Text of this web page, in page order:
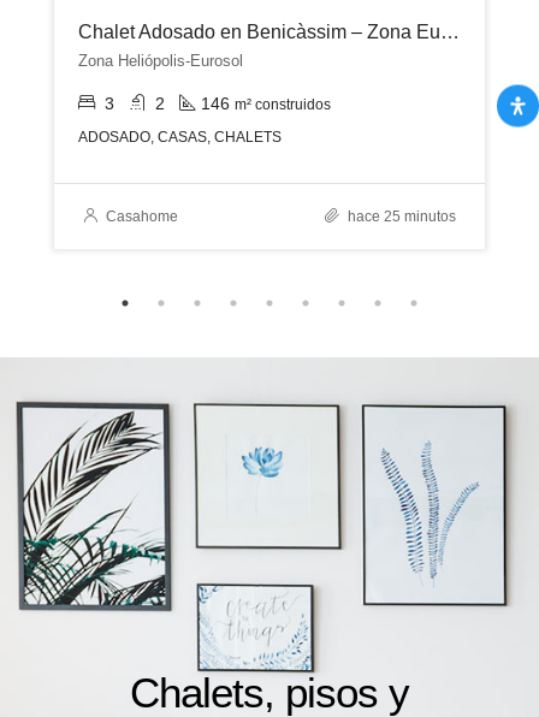
Chalet Adosado en Benicàssim – Zona Eurosol
Zona Heliópolis-Eurosol
3 2 146 m² construidos
ADOSADO, CASAS, CHALETS
Casahome hace 25 minutos
Chalets, pisos y